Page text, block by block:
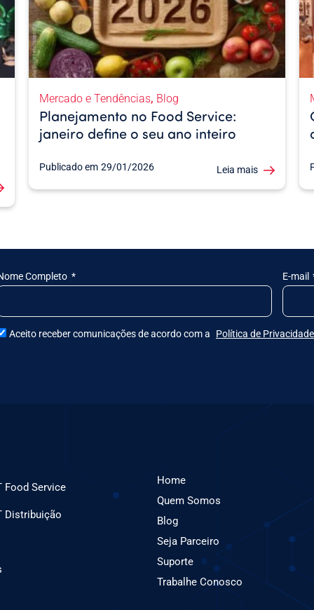
Mercado e Tendências, Blog
Planejamento no Food Service:
janeiro define o seu ano inteiro
Publicado em 29/01/2026 Leia mais
Completo E-mail
Aceito receber comunicações de acordo com a Política de Privacidade
Food Service
Distribuição
Home
Quem Somos
Blog
Seja Parceiro
Suporte
Trabalhe Conosco